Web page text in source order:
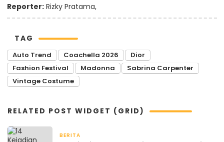
Reporter: Rizky Pratama,
TAG
Auto Trend Coachella 2026
Dior
Fashion Festival
Madonna
Sabrina Carpenter
Vintage Costume
RELATED POST WIDGET (GRID)
BERITA